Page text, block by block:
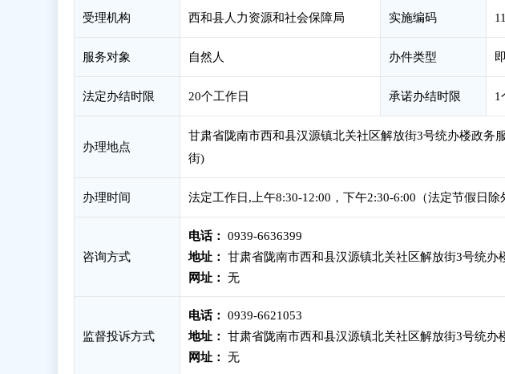
受理机构 西和县人力资源和社会保障局 实施编码
服务对象 自然人 办件类型
法定办结时限 20个工作日 承诺办结时限 1
办理地点
甘肃省陇南市西和县汉源镇北关社区解放街3号统办楼政务
街)
办理时间 法定工作日,上午8:30-12:00，下午2:30-6:00（法定节假日除
咨询方式
电话：
0939-6636399
地址：
甘肃省陇南市西和县汉源镇北关社区解放街3号统办
网址：
无
监督投诉方式
电话：
0939-6621053
地址：
甘肃省陇南市西和县汉源镇北关社区解放街3号统办
网址：
无